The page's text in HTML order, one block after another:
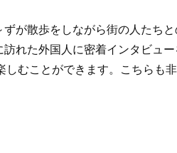
が散歩をしながら街の人たち
れた外国人に密着インタビュ
むことができます。こちらも